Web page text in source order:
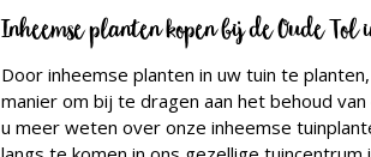
Inheemse planten kopen bij de Oude Tol
Door inheemse planten in uw tuin te
manier om bij te dragen aan het behoud
u meer weten over onze inheemse